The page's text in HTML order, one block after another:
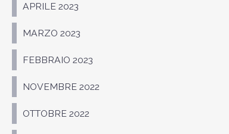
APRILE 2023
MARZO 2023
FEBBRAIO 2023
NOVEMBRE 2022
OTTOBRE 2022